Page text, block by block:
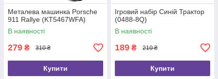
Металева машинка Porsche
911 Rallye (KT5467WFA)
В наявності
279 ₴ 310 ₴
Купити
Ігровий набір Синій Трактор
(0488-8Q)
В наявності
189 ₴ 210 ₴
Купити